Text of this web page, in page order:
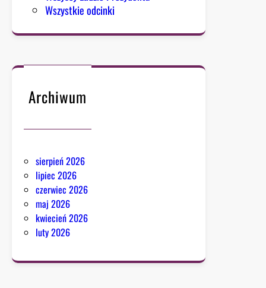
Wszystkie odcinki
Archiwum
sierpień 2026
lipiec 2026
czerwiec 2026
maj 2026
kwiecień 2026
luty 2026